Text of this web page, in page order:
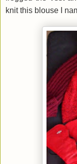
knit this blouse I